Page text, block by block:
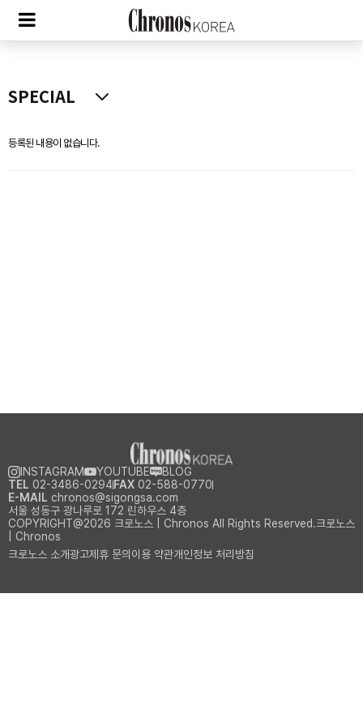
등록된 내용이 없습니다.
크로노스 소개광고제휴 문의 이용 약관개인정보 처리방침
서울 성동구 광나루로 172 린하우스 4층
COPYRIGHT@2026 크로노스 | Chronos All Rights Reserved.크로노스
| Chronos
INSTAGRAM YOUTUBE
BLOG
TEL 02-3486-0294 FAX 02-588-0770
E-MAIL chronos@sigongsa.com